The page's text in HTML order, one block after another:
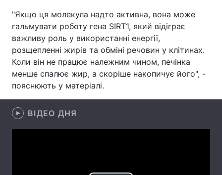
Контакти
Послуги
"Якщо ця молекула надто активна, вона може
гальмувати роботу гена SIRT1, який відіграє
важливу роль у використанні енергії,
розщепленні жирів та обміні речовин у клітинах.
Коли він не працює належним чином, печінка
менше спалює жир, а скоріше накопичує його", -
пояснюють у матеріалі.
ВІДЕО ДНЯ